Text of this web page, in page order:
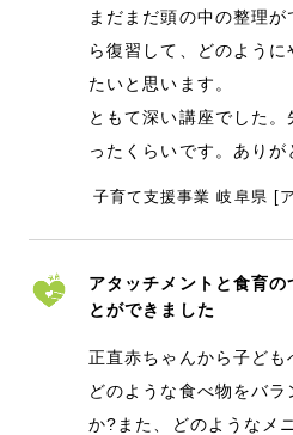
まだまだ頭の中の整理
ら復習して、どのよう
たいと思います。
ともて深い講座でした
ったくらいです。ありが
子育て支援事業 岐阜県 [
アタッチメントと食育
とができました
正直赤ちゃんから子ども
どのような食べ物をバ
か?また、どのようなメ